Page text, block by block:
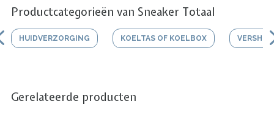
Productcategorieën van Sneaker Totaal
HUIDVERZORGING KOELTAS OF KOELBOX
Gerelateerde producten